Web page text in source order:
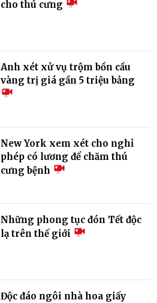
cho thú cưng
Anh xét xử vụ trộm bồn cầu
vàng trị giá gần 5 triệu bảng
New York xem xét cho nghỉ
phép có lương để chăm thú
cưng bệnh
Những phong tục đón Tết độc
lạ trên thế giới
Độc đáo ngôi nhà hoa giấy